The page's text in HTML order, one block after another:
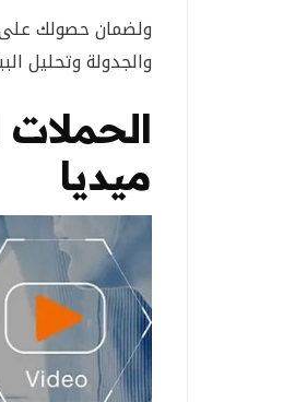
ولضمان حصولك على
والجدولة وتحليل
ميديا